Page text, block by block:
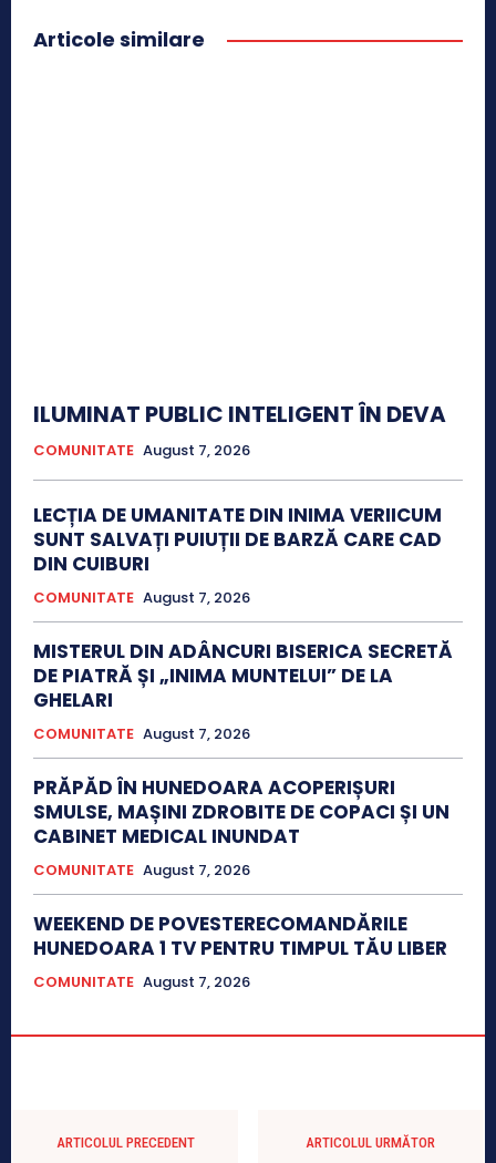
Articole similare
ILUMINAT PUBLIC INTELIGENT ÎN DEVA
COMUNITATE August 7, 2026
LECȚIA DE UMANITATE DIN INIMA VERIICUM
SUNT SALVAȚI PUIUȚII DE BARZĂ CARE CAD
DIN CUIBURI
COMUNITATE August 7, 2026
MISTERUL DIN ADÂNCURI BISERICA SECRETĂ
DE PIATRĂ ȘI „INIMA MUNTELUI” DE LA
GHELARI
COMUNITATE August 7, 2026
PRĂPĂD ÎN HUNEDOARA ACOPERIȘURI
SMULSE, MAȘINI ZDROBITE DE COPACI ȘI UN
CABINET MEDICAL INUNDAT
COMUNITATE August 7, 2026
WEEKEND DE POVESTERECOMANDĂRILE
HUNEDOARA 1 TV PENTRU TIMPUL TĂU LIBER
COMUNITATE August 7, 2026
ARTICOLUL PRECEDENT ARTICOLUL URMĂTOR